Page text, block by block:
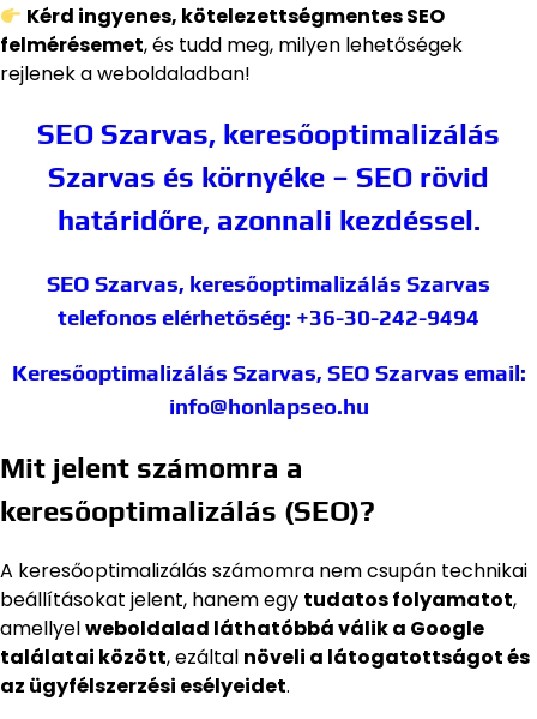
Kérd ingyenes, kötelezettségmentes SEO
felmérésemet, és tudd meg, milyen lehetőségek
rejlenek a weboldaladban!
SEO Szarvas, keresőoptimalizálás
Szarvas és környéke – SEO rövid
határidőre, azonnali kezdéssel.
SEO Szarvas, keresőoptimalizálás Szarvas
telefonos elérhetőség: +36-30-242-9494
Keresőoptimalizálás Szarvas, SEO Szarvas email:
info@honlapseo.hu
Mit jelent számomra a
keresőoptimalizálás (SEO)?
A keresőoptimalizálás számomra nem csupán technikai
beállításokat jelent, hanem egy tudatos folyamatot,
amellyelweboldalad láthatóbbá válik a Google
találatai között, ezáltal növeli a látogatottságot és
az ügyfélszerzési esélyeidet.